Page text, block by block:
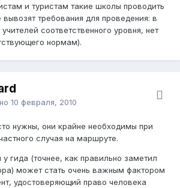
и туристам такие школы проводить
требования для проведения: в
соответственного уровня, нет
нормам).
10 февраля, 2010
нужны, они крайне необходимы при
случая на маршруте.
гида (точнее, как правильно заметил
может стать очень важным фактором
удостоверяющий право человека